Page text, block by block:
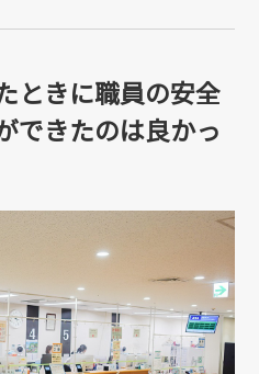
ときに職員の安全
できたのは良かっ